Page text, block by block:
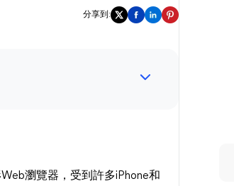
分享到:
瀏覽器，受到許多iPhone和